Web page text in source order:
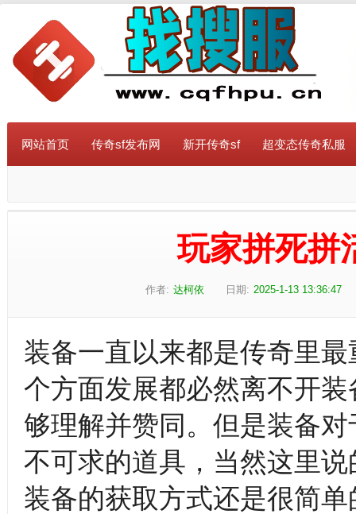
网站首页 传奇sf发布网 新开传奇sf 超变态传奇私服
玩家拼死拼
作者: 达柯依 日期: 2025-1-13 13:36:47
装备一直以来都是传奇里
个方面发展都必然离不开
够理解并赞同。但是装备
不可求的道具，当然这里
装备的获取方式还是很简